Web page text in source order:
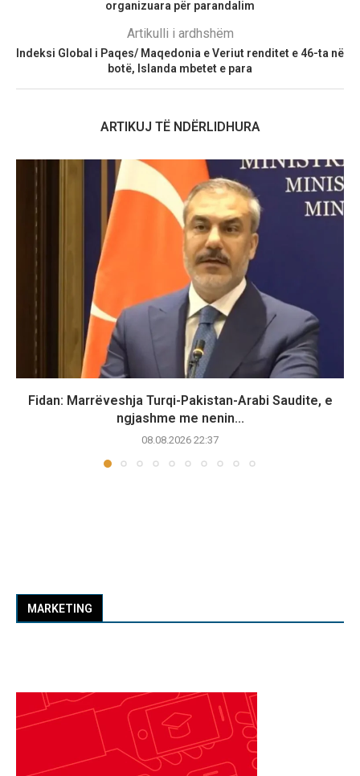
organizuara për parandalim
Artikulli i ardhshëm
Indeksi Global i Paqes/ Maqedonia e Veriut renditet e 46-ta në
botë, Islanda mbetet e para
ARTIKUJ TË NDËRLIDHURA
Fidan: Marrëveshja Turqi-Pakistan-Arabi Saudite, e
ngjashme me nenin...
08.08.2026 22:37
MARKETING